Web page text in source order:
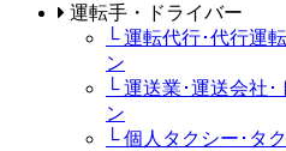
運転手・ドライバー
└ 運転代行･代行運
ン
└ 運送業･運送会社
ン
└ 個人タクシー･タ